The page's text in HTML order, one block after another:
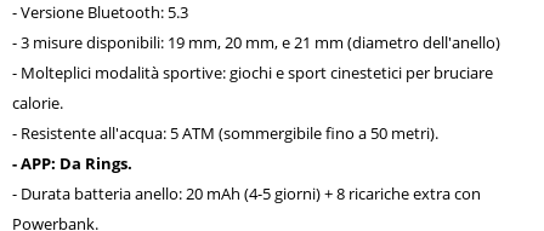
- Versione Bluetooth: 5.3
- 3 misure disponibili: 19 mm, 20 mm, e 21 mm (diametro dell'anello)
- Molteplici modalità sportive: giochi e sport cinestetici per bruciare
calorie.
- Resistente all'acqua: 5 ATM (sommergibile fino a 50 metri).
- APP: Da Rings.
- Durata batteria anello: 20 mAh (4-5 giorni) + 8 ricariche extra con
Powerbank.